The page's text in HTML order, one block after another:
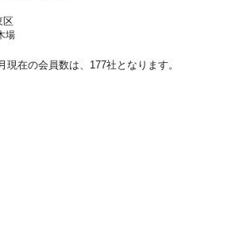
区
場
現在の会員数は、177社となります。